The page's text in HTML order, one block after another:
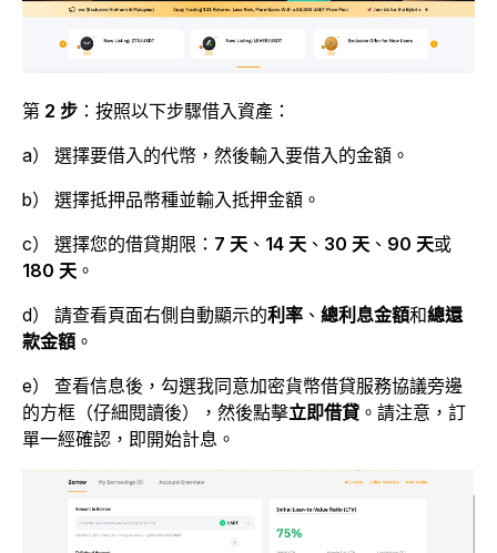
第 2 步 ：按照以下步驟借入資產：
a） 選擇要借入的代幣，然後輸入要借入的金額。
b） 選擇抵押品幣種並輸入抵押金額。
c） 選擇您的借貸期限： 7 天 、 14 天 、 30 天 、 90 天或
180 天 。
d） 請查看頁面右側自動顯示的利率 、 總利息金額和總還
款金額 。
e） 查看信息後，勾選我同意加密貨幣借貸服務協議旁邊
的方框（仔細閱讀後），然後點擊立即借貸 。請注意，訂
單一經確認，即開始計息。